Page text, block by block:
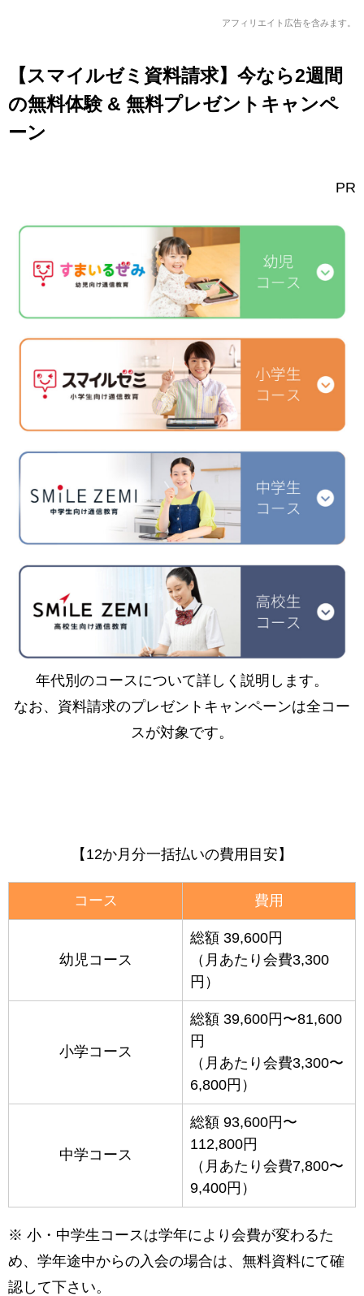
アフィリエイト広告を含みます。
【スマイルゼミ資料請求】今なら2週間
の無料体験 & 無料プレゼントキャンペ
ーン
PR
年代別のコースについて詳しく説明します。
なお、資料請求のプレゼントキャンペーンは全コー
スが対象です。
【12か月分一括払いの費用目安】
コース 費用
幼児コース
総額 39,600円
（月あたり会費3,300
円）
小学コース
総額 39,600円〜81,600
円
（月あたり会費3,300〜
6,800円）
中学コース
総額 93,600円〜
112,800円
（月あたり会費7,800〜
9,400円）
※ 小・中学生コースは学年により会費が変わるた
め、学年途中からの入会の場合は、無料資料にて確
認して下さい。